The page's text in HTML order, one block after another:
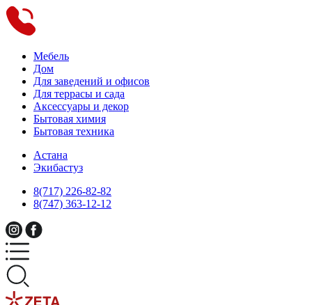
Мебель
Дом
Для заведений и офисов
Для террасы и сада
Аксессуары и декор
Бытовая химия
Бытовая техника
Астана
Экибастуз
8(717) 226-82-82
8(747) 363-12-12